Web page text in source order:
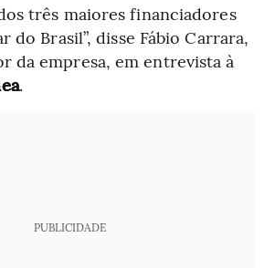
três maiores financiadores
do Brasil”, disse Fábio Carrara,
da empresa, em entrevista à
.
PUBLICIDADE